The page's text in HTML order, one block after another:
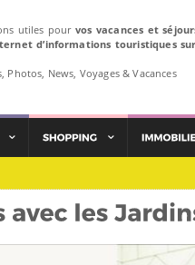
utiles pour vos vacances et
d’informations touristiques
News, Voyages & Vacances